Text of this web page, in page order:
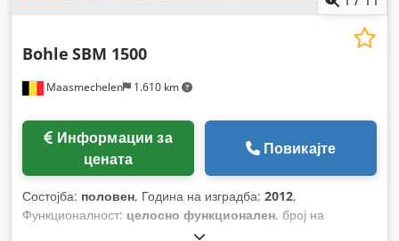
Maasmechelen 1.610 km
Bohle SBM 1500
цената
Повикајте
Состојба: половен, Година на изградба: 2012,
Функционалност: целосно функционален, број на
, вкупна должина: